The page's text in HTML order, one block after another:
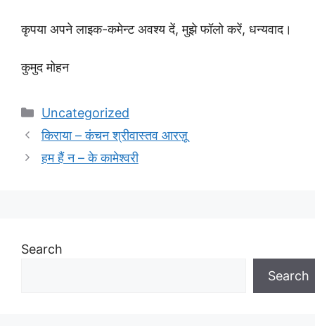
कृपया अपने लाइक-कमेन्ट अवश्य दें, मुझे फॉलो करें, धन्यवाद।
कुमुद मोहन
Categories
Uncategorized
किराया – कंचन श्रीवास्तव आरज़ू
हम हैं न – के कामेश्वरी
Search
Search